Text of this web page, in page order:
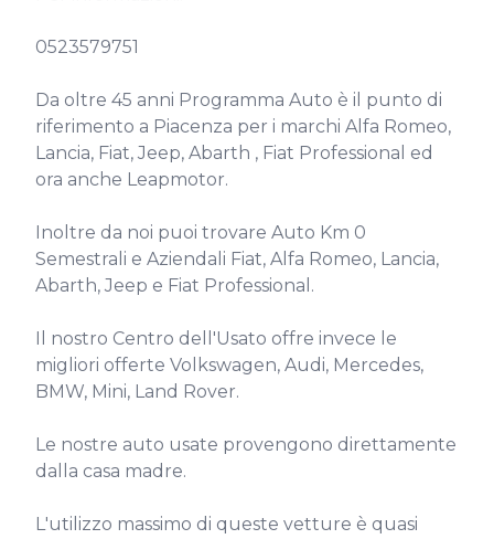
0523579751
Da oltre 45 anni Programma Auto è il punto di
riferimento a Piacenza per i marchi Alfa Romeo,
Lancia, Fiat, Jeep, Abarth , Fiat Professional ed
ora anche Leapmotor.
Inoltre da noi puoi trovare Auto Km 0
Semestrali e Aziendali Fiat, Alfa Romeo, Lancia,
Abarth, Jeep e Fiat Professional.
Il nostro Centro dell'Usato offre invece le
migliori offerte Volkswagen, Audi, Mercedes,
BMW, Mini, Land Rover.
Le nostre auto usate provengono direttamente
dalla casa madre.
L'utilizzo massimo di queste vetture è quasi